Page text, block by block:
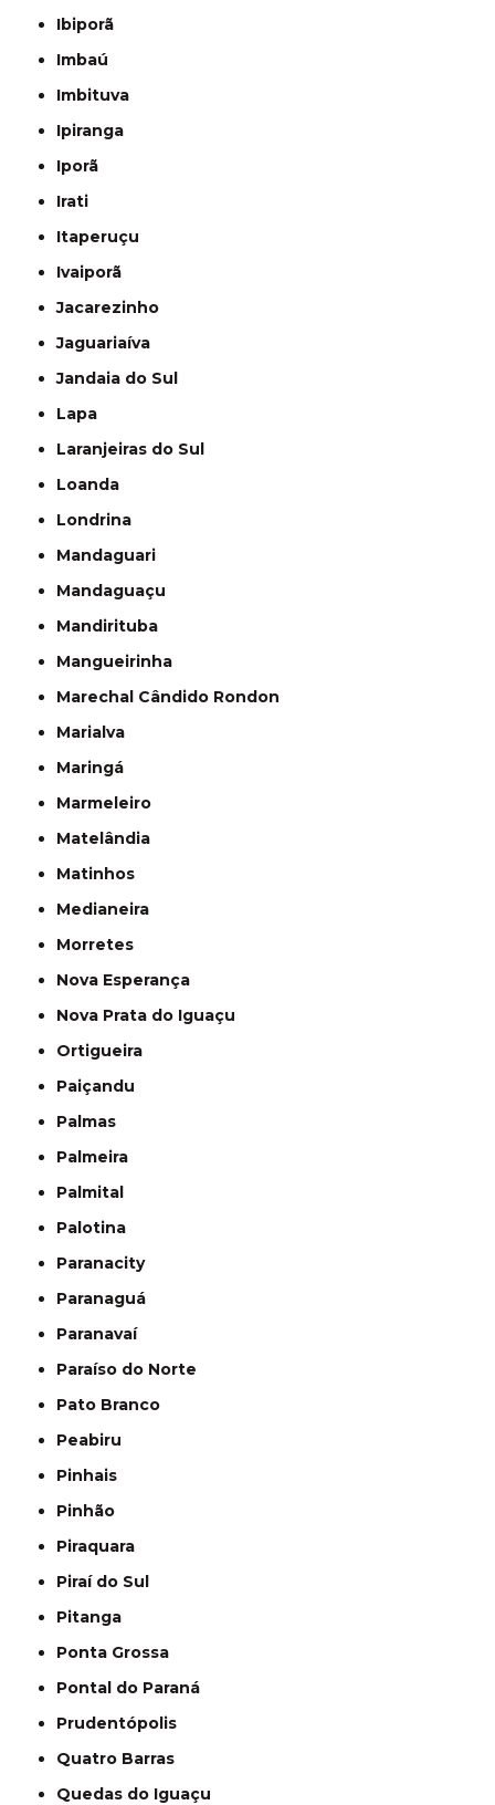
Ibiporã
Imbaú
Imbituva
Ipiranga
Iporã
Irati
Itaperuçu
Ivaiporã
Jacarezinho
Jaguariaíva
Jandaia do Sul
Lapa
Laranjeiras do Sul
Loanda
Londrina
Mandaguari
Mandaguaçu
Mandirituba
Mangueirinha
Marechal Cândido Rondon
Marialva
Maringá
Marmeleiro
Matelândia
Matinhos
Medianeira
Morretes
Nova Esperança
Nova Prata do Iguaçu
Ortigueira
Paiçandu
Palmas
Palmeira
Palmital
Palotina
Paranacity
Paranaguá
Paranavaí
Paraíso do Norte
Pato Branco
Peabiru
Pinhais
Pinhão
Piraquara
Piraí do Sul
Pitanga
Ponta Grossa
Pontal do Paraná
Prudentópolis
Quatro Barras
Quedas do Iguaçu